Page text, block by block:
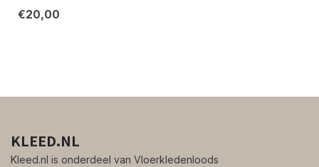
€20,00
KLEED.NL
Kleed.nl is onderdeel van Vloerkledenloods